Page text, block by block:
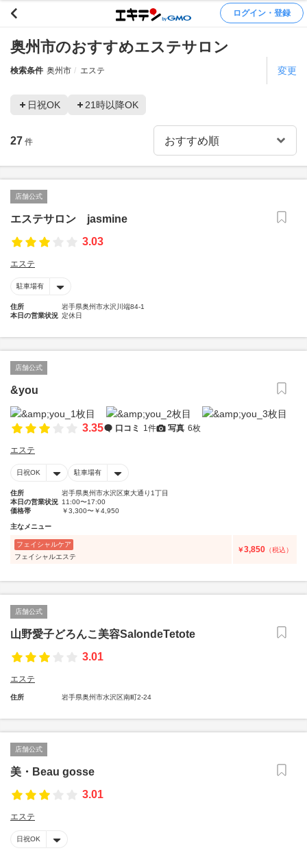
ログイン・登録
奥州市のおすすめエステサロン
検索条件 奥州市 エステ 変更
日祝OK 21時以降OK
27 件
店舗公式
エステサロン jasmine
3.03
エステ
駐車場有
住所
岩手県奥州市水沢川端84-1
本日の営業状況 定休日
店舗公式
&you
3.35 口コミ 1件 写真 6枚
エステ
日祝OK 駐車場有
住所
岩手県奥州市水沢区東大通り1丁目
本日の営業状況 11:00〜17:00
価格帯
￥3,300〜￥4,950
主なメニュー
フェイシャルケア
フェイシャルエステ
￥3,850 （税込）
店舗公式
山野愛子どろんこ美容SalondeTetote
3.01
エステ
住所 岩手県奥州市水沢区南町2-24
店舗公式
美・Beau gosse
3.01
エステ
日祝OK